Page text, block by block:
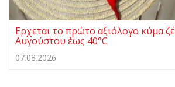
Ερχεται το πρώτο αξιόλογο κύμα
Αυγούστου έως 40°C
07.08.2026